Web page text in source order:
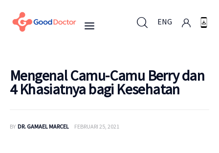
ENG
Mengenal Camu-Camu Berry dan
4 Khasiatnya bagi Kesehatan
BY DR. GAMAEL MARCEL FEBRUARI 25, 2021